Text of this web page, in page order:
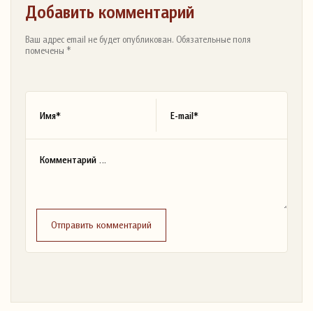
Добавить комментарий
Ваш адрес email не будет опубликован. Обязательные поля
помечены *
Отправить комментарий